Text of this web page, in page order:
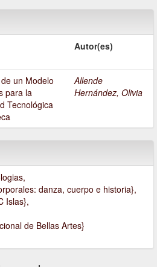
Autor(es)
un Modelo
para la
Tecnológica
Allende
Hernández, Olivia
danza, cuerpo e historia},
Islas},
de Bellas Artes}